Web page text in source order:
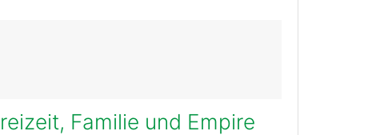
Familie und Empire